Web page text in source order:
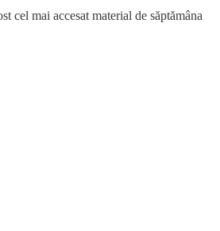
cel mai accesat material de săptămâna